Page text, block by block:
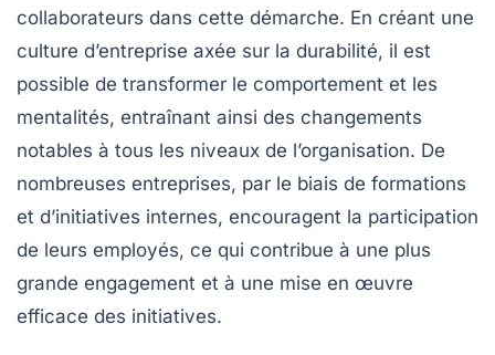
collaborateurs dans cette démarche. En créant une
culture d’entreprise axée sur la durabilité, il est
possible de transformer le comportement et les
mentalités, entraînant ainsi des changements
notables à tous les niveaux de l’organisation. De
nombreuses entreprises, par le biais de formations
et d’initiatives internes, encouragent la participation
de leurs employés, ce qui contribue à une plus
grande engagement et à une mise en œuvre
efficace des initiatives.